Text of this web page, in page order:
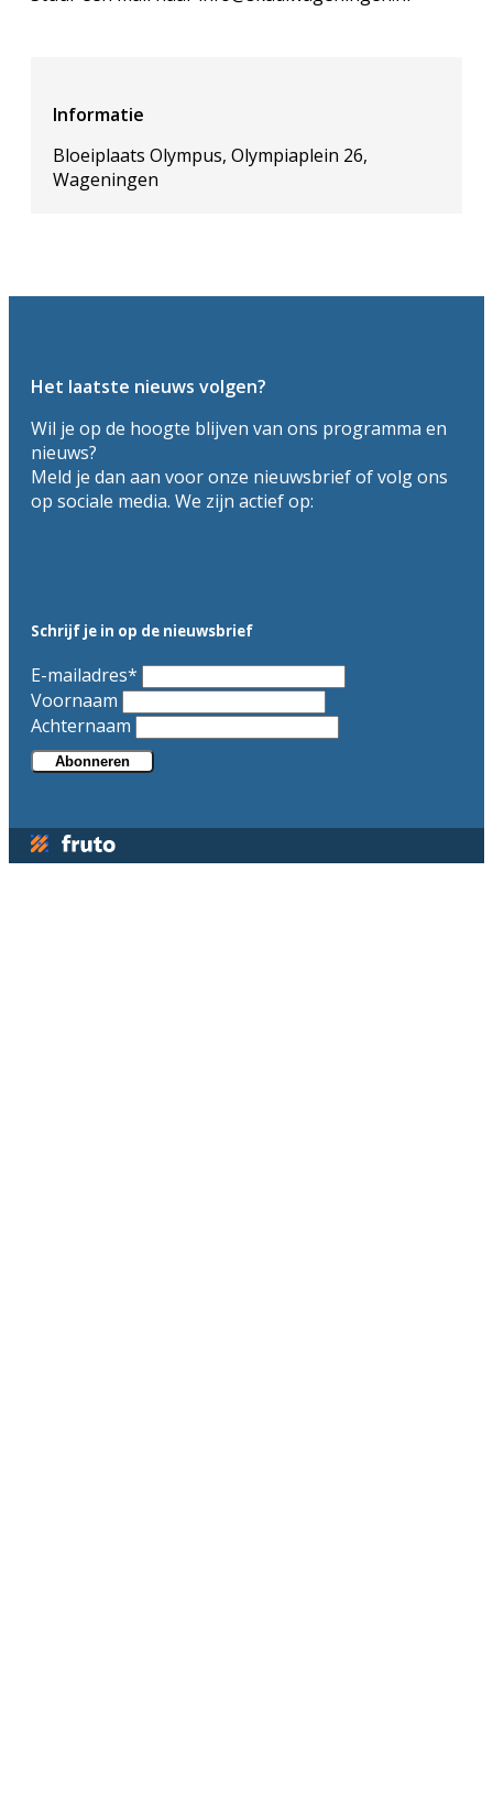
Informatie
Bloeiplaats Olympus, Olympiaplein 26,
Wageningen
Het laatste nieuws volgen?
Wil je op de hoogte blijven van ons programma en
nieuws?
Meld je dan aan voor onze nieuwsbrief of volg ons
op sociale media. We zijn actief op:
Schrijf je in op de nieuwsbrief
E-mailadres*
Voornaam
Achternaam
Abonneren